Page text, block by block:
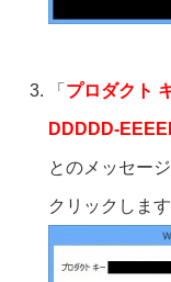
「 プロダクト
DDDDD-
とのメッセー
クリックします